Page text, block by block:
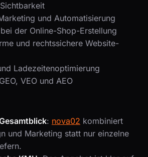
und Automatisierung
der Online-Shop-Erstellung
und rechtssichere Website-
Ladezeitenoptimierung
VEO und AEO
: nova02 kombiniert
und Marketing statt nur einzelne